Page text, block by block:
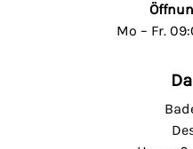
Mo – Fr.